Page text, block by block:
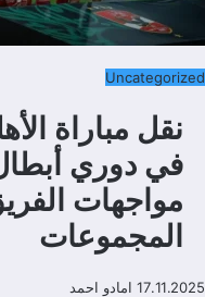
Uncategorized
نقل مباراة
في دوري
مواجهات
المجموعات
17.11.2025 امادو احمد